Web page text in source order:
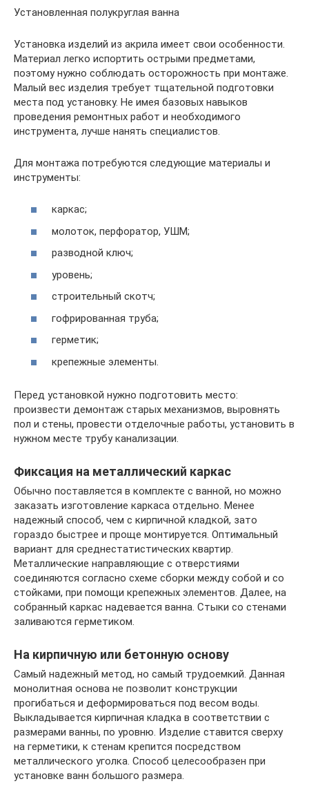
Установленная полукруглая ванна
Установка изделий из акрила имеет свои особенности.
Материал легко испортить острыми предметами,
поэтому нужно соблюдать осторожность при монтаже.
Малый вес изделия требует тщательной подготовки
места под установку. Не имея базовых навыков
проведения ремонтных работ и необходимого
инструмента, лучше нанять специалистов.
Для монтажа потребуются следующие материалы и
инструменты:
каркас;
молоток, перфоратор, УШМ;
разводной ключ;
уровень;
строительный скотч;
гофрированная труба;
герметик;
крепежные элементы.
Перед установкой нужно подготовить место:
произвести демонтаж старых механизмов, выровнять
пол и стены, провести отделочные работы, установить в
нужном месте трубу канализации.
Фиксация на металлический каркас
Обычно поставляется в комплекте с ванной, но можно
заказать изготовление каркаса отдельно. Менее
надежный способ, чем с кирпичной кладкой, зато
гораздо быстрее и проще монтируется. Оптимальный
вариант для среднестатистических квартир.
Металлические направляющие с отверстиями
соединяются согласно схеме сборки между собой и со
стойками, при помощи крепежных элементов. Далее, на
собранный каркас надевается ванна. Стыки со стенами
заливаются герметиком.
На кирпичную или бетонную основу
Самый надежный метод, но самый трудоемкий. Данная
монолитная основа не позволит конструкции
прогибаться и деформироваться под весом воды.
Выкладывается кирпичная кладка в соответствии с
размерами ванны, по уровню. Изделие ставится сверху
на герметики, к стенам крепится посредством
металлического уголка. Способ целесообразен при
установке ванн большого размера.